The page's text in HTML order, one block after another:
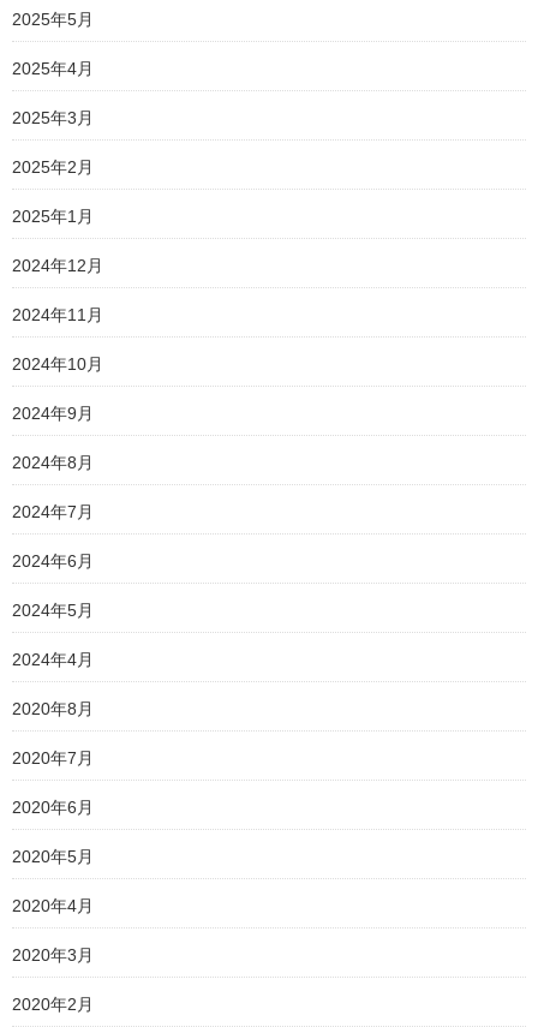
2025年5月
2025年4月
2025年3月
2025年2月
2025年1月
2024年12月
2024年11月
2024年10月
2024年9月
2024年8月
2024年7月
2024年6月
2024年5月
2024年4月
2020年8月
2020年7月
2020年6月
2020年5月
2020年4月
2020年3月
2020年2月